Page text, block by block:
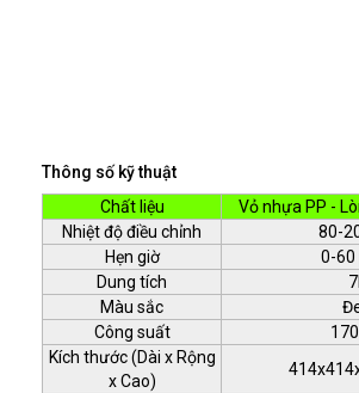
Thông số kỹ thuật
Chất liệu
Vỏ nhựa PP -
Nhiệt độ điều chỉnh
80-
Hẹn giờ
0-60
Dung tích
Màu sắc
Công suất
Kích thước (Dài x Rộng
x Cao)